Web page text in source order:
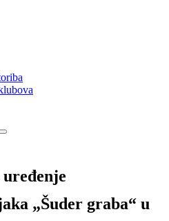
„Šuder graba“ u